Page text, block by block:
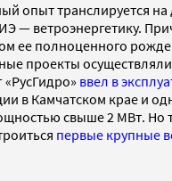
опыт транслируется на
— ветроэнергетику.
ее полноценного
проекты
ввел в
в Камчатском крае и
свыше 2 МВт. Но
первые крупные